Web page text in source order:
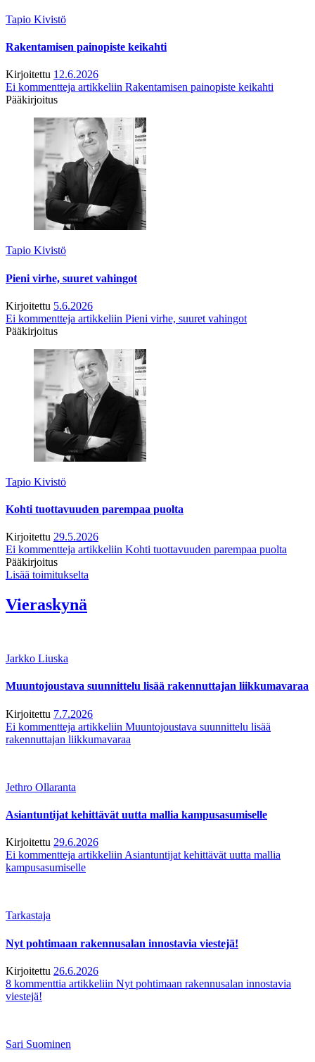
Tapio Kivistö
Rakentamisen painopiste keikahti
Kirjoitettu 12.6.2026
Ei kommentteja artikkeliin Rakentamisen painopiste keikahti
Pääkirjoitus
Tapio Kivistö
Pieni virhe, suuret vahingot
Kirjoitettu 5.6.2026
Ei kommentteja artikkeliin Pieni virhe, suuret vahingot
Pääkirjoitus
Tapio Kivistö
Kohti tuottavuuden parempaa puolta
Kirjoitettu 29.5.2026
Ei kommentteja artikkeliin Kohti tuottavuuden parempaa puolta
Pääkirjoitus
Lisää toimitukselta
Vieraskynä
Jarkko Liuska
Muuntojoustava suunnittelu lisää rakennuttajan liikkumavaraa
Kirjoitettu 7.7.2026
Ei kommentteja artikkeliin Muuntojoustava suunnittelu lisää
rakennuttajan liikkumavaraa
Jethro Ollaranta
Asiantuntijat kehittävät uutta mallia kampusasumiselle
Kirjoitettu 29.6.2026
Ei kommentteja artikkeliin Asiantuntijat kehittävät uutta mallia
kampusasumiselle
Tarkastaja
Nyt pohtimaan rakennusalan innostavia viestejä!
Kirjoitettu 26.6.2026
8 kommenttia artikkeliin Nyt pohtimaan rakennusalan innostavia
viestejä!
Sari Suominen